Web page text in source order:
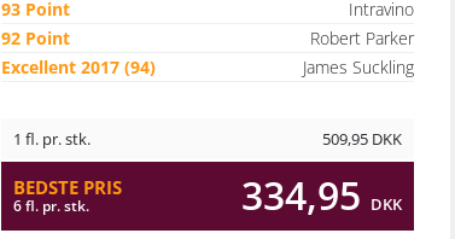
93 Point
Intravino
92 Point
Robert Parker
Excellent 2017 (94)
James Suckling
1 fl. pr. stk. 509,95 DKK
BEDSTE PRIS
6 fl. pr. stk. 334,95 DKK